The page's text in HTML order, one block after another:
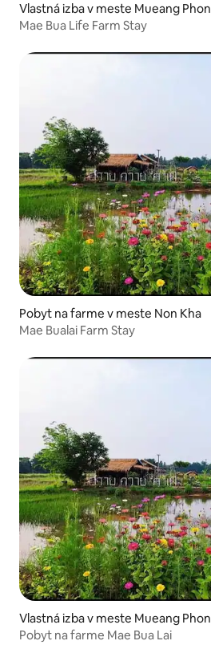
Vlastná izba v meste Mueang Phon
Mae Bua Life Farm Stay
Pobyt na farme v meste Non Kha
Mae Bualai Farm Stay
Vlastná izba v meste Mueang Phon
Pobyt na farme Mae Bua Lai